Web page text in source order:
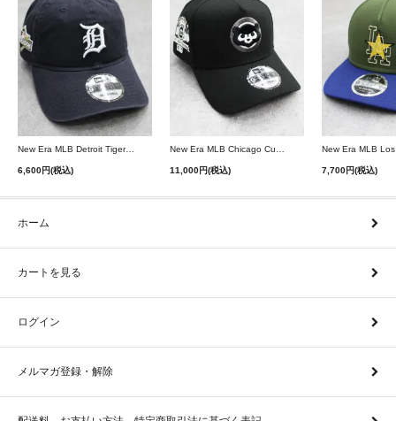
New Era MLB Detroit Tigers Postseason 9Twenty Strapback Cap - Navy
6,600円(税込) 11,000円(税込) 7,700円(税込)
ホーム
カートを見る
ログイン
メルマガ登録・解除